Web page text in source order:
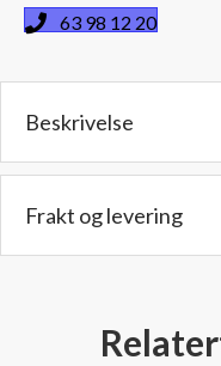
3,5''
(8,9
diameter
Benlengde:
30,4
antall
63 98 12 20
Beskrivelse
Frakt og levering